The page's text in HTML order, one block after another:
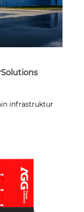
infrastruktur